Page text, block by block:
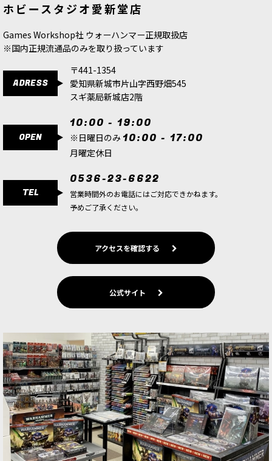
73 ]
グボス（ナッシャスクイッグ騎乗）
[
4,800円(税込)
ホビースタジオ愛新堂店
Games Workshop社 ウォーハンマー正規取扱店
※国内正規流通品のみを取り扱っています
ADRESS
〒441-1354
愛知県新城市片山字西野畑545
スギ薬局新城店2階
OPEN
10:00 - 19:00
※日曜日のみ 10:00 - 17:00
月曜定休日
TEL
0536-23-6622
営業時間外のお電話にはご対応できかねます。
予めご了承ください。
アクセスを確認する
公式サイト